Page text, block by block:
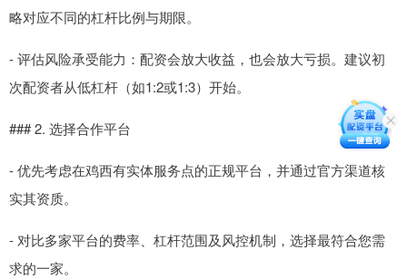
略对应不同的杠杆比例与期限。
- 评估风险承受能力：配资会放大收益，也会放大亏损。建议初
次配资者从低杠杆（如1:2或1:3）开始。
### 2. 选择合作平台
- 优先考虑在鸡西有实体服务点的正规平台，并通过官方渠道核
实其资质。
- 对比多家平台的费率、杠杆范围及风控机制，选择最符合您需
求的一家。